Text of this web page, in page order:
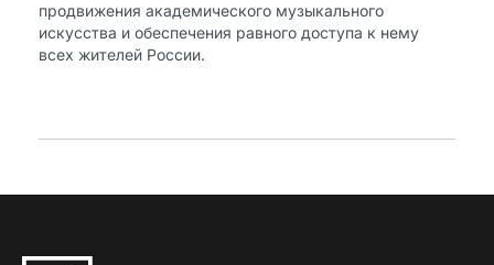
продвижения академического музыкального
искусства и обеспечения равного доступа к нему
всех жителей России.